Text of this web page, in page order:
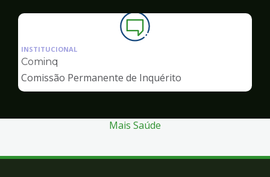
Ilustração
da
de
Ouvidoria
INSTITUCIONAL
Cominq
Comissão Permanente de Inquérito
Mais Saúde